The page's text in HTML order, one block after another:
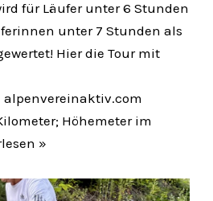
für Läufer unter 6 Stunden
unter 7 Stunden als
Hier die Tour mit
alpenvereinaktiv.com
Höhemeter im
»